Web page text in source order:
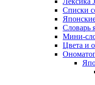
Списки
Словарь
Мини-
Цвета и